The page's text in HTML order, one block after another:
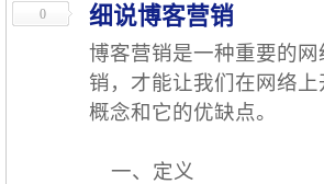
0 细说博客营销
博客营销是一种重要的
销，才能让我们在网络
概念和它的优缺点。
一、定义